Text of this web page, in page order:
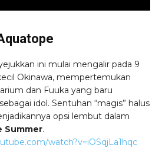
ini mulai mengalir pada 9
Okinawa, mempertemukan
dan Fuuka yang baru
idol. Sentuhan “magis” halus
opsi lembut dalam
Summer.
watch?v=iOSqjLa1hqc